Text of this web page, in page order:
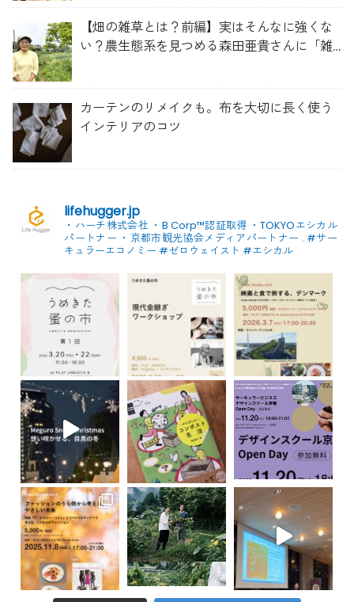
【畑の雑草とは？前編】実はそんなに強くな
い？農生態系を見つめる森田亜貴さんに「雑
カーテンのリメイクも。布を大切に長く使う
インテリアのコツ
lifehugger.jp
・ハーチ株式会社 ・B Corp™認証取得 ・TOKYOエシカル
パートナー ・京都市観光協会メディアパートナー . #サー
キュラーエコノミー #ゼロウェイスト #エシカル